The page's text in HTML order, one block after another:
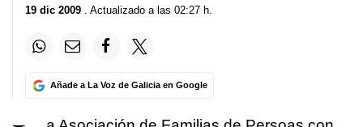
19 dic 2009 . Actualizado a las 02:27 h.
Añade a La Voz de Galicia en Google